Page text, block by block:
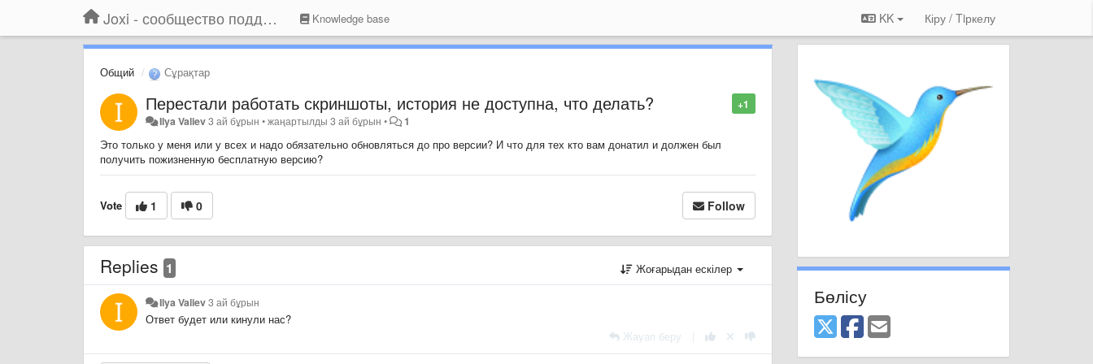
Joxi - сообщество поддержки Knowledge base KK Кіру / Tiркелу
Общий Сұрақтар
+1
Перестали работать скриншоты, история не доступна, что делать?
Ilya Valiev3 ай бұрын •жаңартылды3 ай бұрын • 1
Это только у меня или у всех и надо обязательно обновляться до про версии? И что для тех кто вам донатил и должен был
получить пожизненную бесплатную версию?
Vote 1 0 Follow
Replies 1 Жоғарыдан ескілер
Ilya Valiev3 ай бұрын
Ответ будет или кинули нас?
Жауап беру
Бөлісу